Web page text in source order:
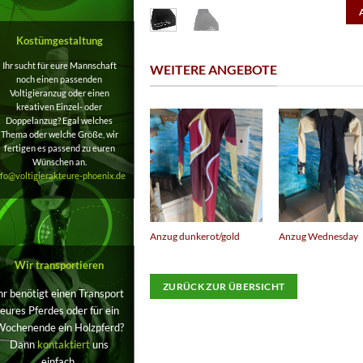
WEITERE ANGEBOTE
Anzug dunkerot/gold Anzug Wednesday
ZURÜCK ZUR ÜBERSICHT
Kostümgestaltung
Ihr sucht für eure Mannschaft
noch einen passenden
Voltigieranzug oder einen
kreativen Einzel- oder
Doppelanzug? Egal welches
Thema oder welche Größe, wir
fertigen es passend zu euren
Wünschen an.
phoenix.de
Wir transportieren
benötigt einen Transport
eures Pferdes oder für ein
ein Holzpferd?
Dannkontaktiertuns